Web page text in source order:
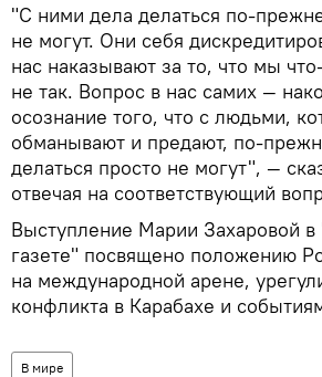
"С ними дела делаться по-
не могут. Они себя
нас наказывают за то, что мы
не так. Вопрос в нас самих —
осознание того, что с людьми,
обманывают и предают, по-
делаться просто не могут", —
отвечая на соответствующий
Выступление Марии Захаровой
газете" посвящено положению
на международной арене,
конфликта в Карабахе и
В мире